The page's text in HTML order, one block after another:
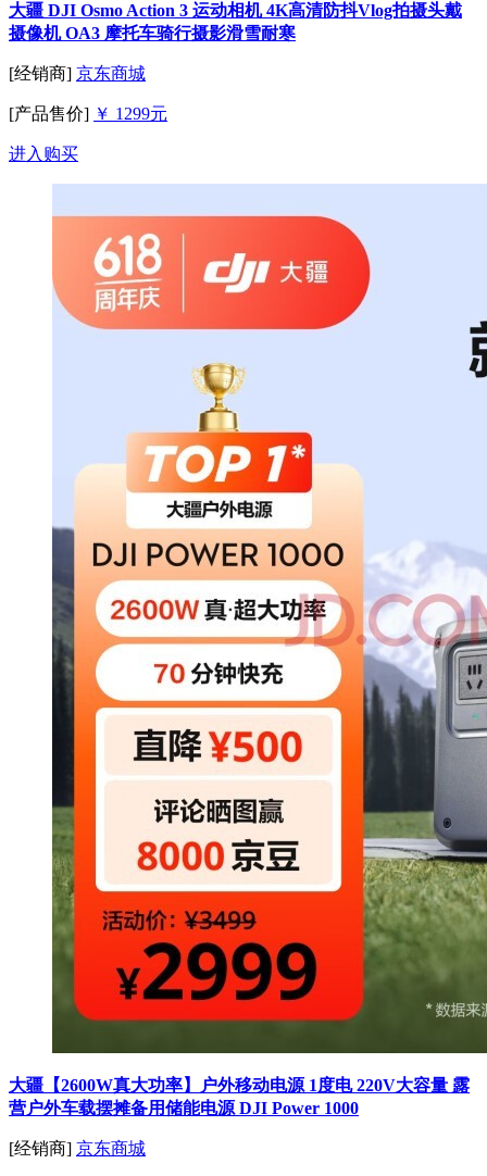
大疆 DJI Osmo Action 3 运动相机 4K高清防抖Vlog拍摄头戴
摄像机 OA3 摩托车骑行摄影滑雪耐寒
[经销商] 京东商城
[产品售价] ￥ 1299元
进入购买
大疆【2600W真大功率】户外移动电源 1度电 220V大容量 露
营户外车载摆摊备用储能电源 DJI Power 1000
[经销商] 京东商城